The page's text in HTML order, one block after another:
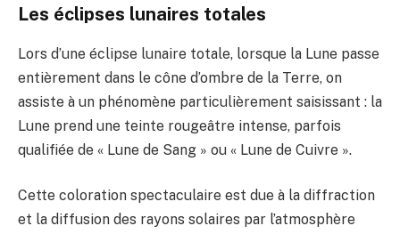
Les éclipses lunaires totales
Lors d’une éclipse lunaire totale, lorsque la Lune passe
entièrement dans le cône d’ombre de la Terre, on
assiste à un phénomène particulièrement saisissant : la
Lune prend une teinte rougeâtre intense, parfois
qualifiée de « Lune de Sang » ou « Lune de Cuivre ».
Cette coloration spectaculaire est due à la diffraction
et la diffusion des rayons solaires par l’atmosphère